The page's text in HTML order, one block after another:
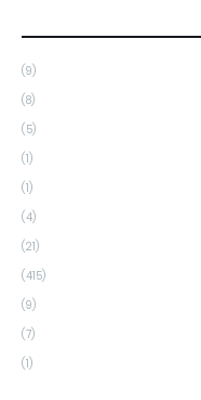
(9)
(8)
(5)
(1)
(1)
(4)
(21)
(415)
(9)
(7)
(1)